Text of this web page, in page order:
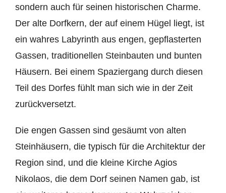
sondern auch für seinen historischen Charme.
Der alte Dorfkern, der auf einem Hügel liegt, ist
ein wahres Labyrinth aus engen, gepflasterten
Gassen, traditionellen Steinbauten und bunten
Häusern. Bei einem Spaziergang durch diesen
Teil des Dorfes fühlt man sich wie in der Zeit
zurückversetzt.
Die engen Gassen sind gesäumt von alten
Steinhäusern, die typisch für die Architektur der
Region sind, und die kleine Kirche Agios
Nikolaos, die dem Dorf seinen Namen gab, ist